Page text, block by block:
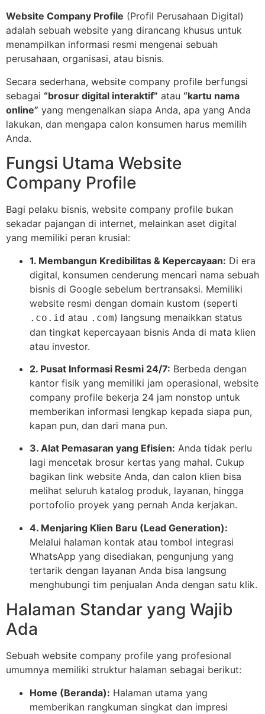
Website Company Profile (Profil Perusahaan Digital)
adalah sebuah website yang dirancang khusus untuk
menampilkan informasi resmi mengenai sebuah
perusahaan, organisasi, atau bisnis.
Secara sederhana, website company profile berfungsi
sebagai “brosur digital interaktif” atau “kartu nama
online” yang mengenalkan siapa Anda, apa yang Anda
lakukan, dan mengapa calon konsumen harus memilih
Anda.
Fungsi Utama Website
Company Profile
Bagi pelaku bisnis, website company profile bukan
sekadar pajangan di internet, melainkan aset digital
yang memiliki peran krusial:
1. Membangun Kredibilitas & Kepercayaan: Di era
digital, konsumen cenderung mencari nama sebuah
bisnis di Google sebelum bertransaksi. Memiliki
website resmi dengan domain kustom (seperti
.co.id atau .com) langsung menaikkan status
dan tingkat kepercayaan bisnis Anda di mata klien
atau investor.
2. Pusat Informasi Resmi 24/7: Berbeda dengan
kantor fisik yang memiliki jam operasional, website
company profile bekerja 24 jam nonstop untuk
memberikan informasi lengkap kepada siapa pun,
kapan pun, dan dari mana pun.
3. Alat Pemasaran yang Efisien: Anda tidak perlu
lagi mencetak brosur kertas yang mahal. Cukup
bagikan link website Anda, dan calon klien bisa
melihat seluruh katalog produk, layanan, hingga
portofolio proyek yang pernah Anda kerjakan.
4. Menjaring Klien Baru (Lead Generation):
Melalui halaman kontak atau tombol integrasi
WhatsApp yang disediakan, pengunjung yang
tertarik dengan layanan Anda bisa langsung
menghubungi tim penjualan Anda dengan satu klik.
Halaman Standar yang Wajib
Ada
Sebuah website company profile yang profesional
umumnya memiliki struktur halaman sebagai berikut:
Home (Beranda): Halaman utama yang
memberikan rangkuman singkat dan impresi